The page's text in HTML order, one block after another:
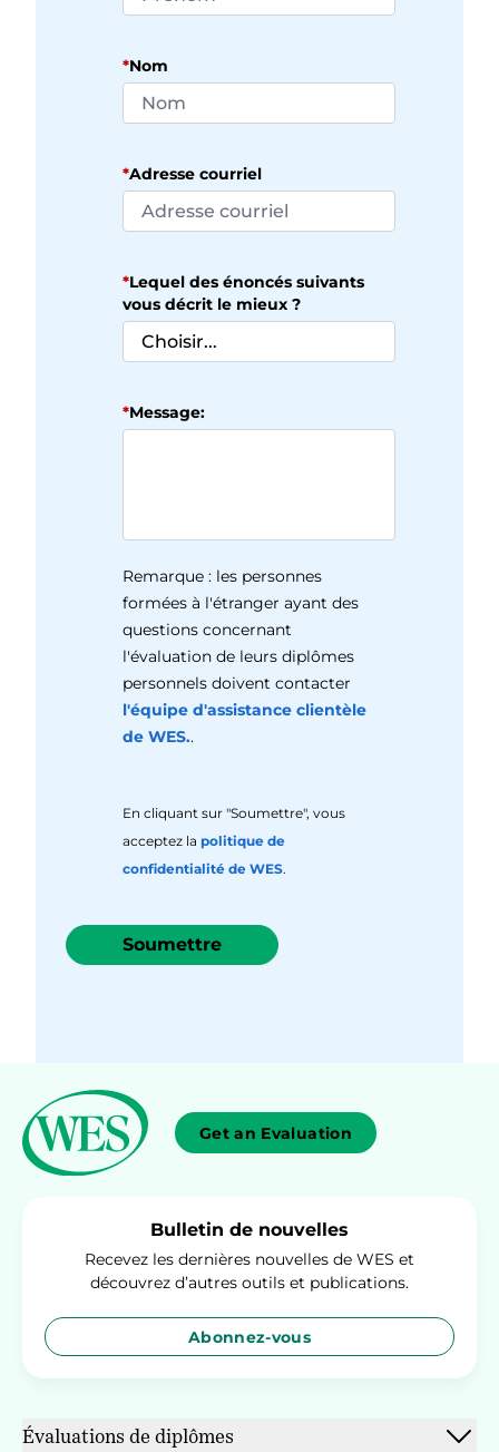
*Nom
*Adresse courriel
*Lequel des énoncés suivants
vous décrit le mieux ?
*Message:
Remarque : les personnes
formées à l'étranger ayant des
questions concernant
l'évaluation de leurs diplômes
personnels doivent contacter
l'équipe d'assistance clientèle
de WES..
En cliquant sur "Soumettre", vous
acceptez la politique de
confidentialité de WES.
Soumettre
Get an Evaluation
Bulletin de nouvelles
Recevez les dernières nouvelles de WES et
découvrez d’autres outils et publications.
Abonnez-vous
Évaluations de diplômes